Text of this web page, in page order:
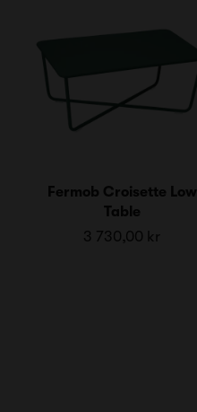
Fermob Croisette Low
Table
3 730,00 kr